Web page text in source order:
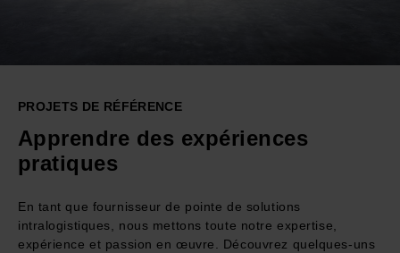
PROJETS DE RÉFÉRENCE
Apprendre des expériences
pratiques
En tant que fournisseur de pointe de solutions
intralogistiques, nous mettons toute notre expertise,
expérience et passion en œuvre. Découvrez quelques-uns